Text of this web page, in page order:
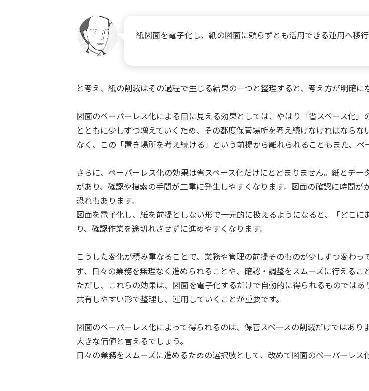
紙図面を電子化し、紙の図面に頼らずとも活用できる運用へ移
と考え、紙の削減はその過程で生じる結果の一つと整理すると、考え方が明確に
図面のペーパーレス化による目に見える効果としては、やはり「省スペース化
とともに少しずつ増えていくため、その都度保管場所を考え続けなければなら
なく、この「置き場所を考え続ける」という前提から離れられることもまた、ペ
さらに、ペーパーレス化の効果は省スペース化だけにとどまりません。紙とデ
があり、確認や捜索の手間が二重に発生しやすくなります。図面の確認に時間
恐れもあります。
図面を電子化し、紙を前提としない形で一元的に扱えるようになると、「どこ
り、確認作業を途切れさせずに進めやすくなります。
こうした変化が積み重なることで、業務や管理の前提そのものが少しずつ変わ
ず、日々の業務を無理なく進められることや、確認・調整をスムーズに行えるこ
ただし、これらの効果は、図面を電子化するだけで自動的に得られるものでは
共有しやすい形で整理し、運用していくことが重要です。
図面のペーパーレス化によって得られるのは、保管スペースの削減だけではあ
大きな価値と言えるでしょう。
日々の業務をスムーズに進めるための選択肢として、改めて図面のペーパーレス